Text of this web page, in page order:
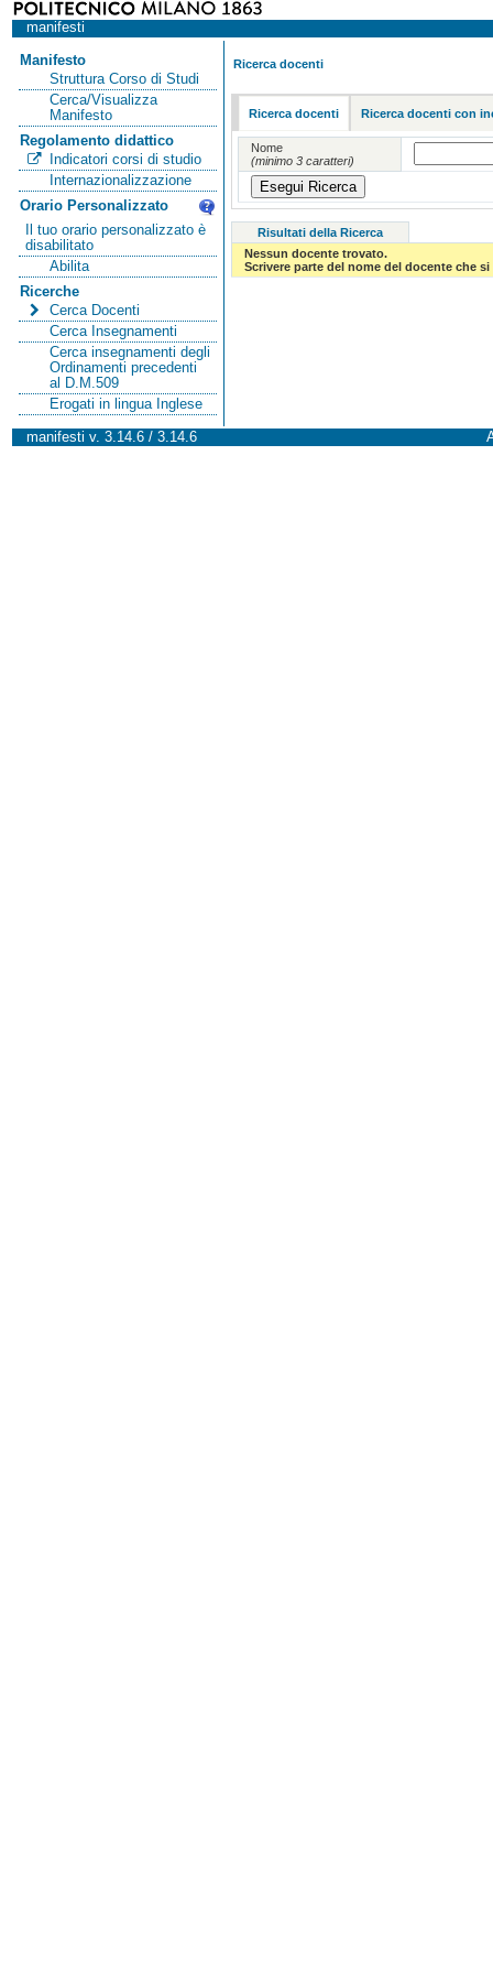
manifesti
Manifesto
Struttura Corso di Studi
Cerca/Visualizza
Manifesto
Regolamento didattico
Indicatori corsi di studio
Internazionalizzazione
Orario Personalizzato
Il tuo orario personalizzato è
disabilitato
Abilita
Ricerche
Cerca Docenti
Cerca Insegnamenti
Cerca insegnamenti degli
Ordinamenti precedenti
al D.M.509
Erogati in lingua Inglese
Ricerca docenti
Ricerca docenti Ricerca docenti con
Nome
(minimo 3 caratteri)
Risultati della Ricerca
Nessun docente trovato.
Scrivere parte del nome del docente che
manifesti v. 3.14.6 / 3.14.6